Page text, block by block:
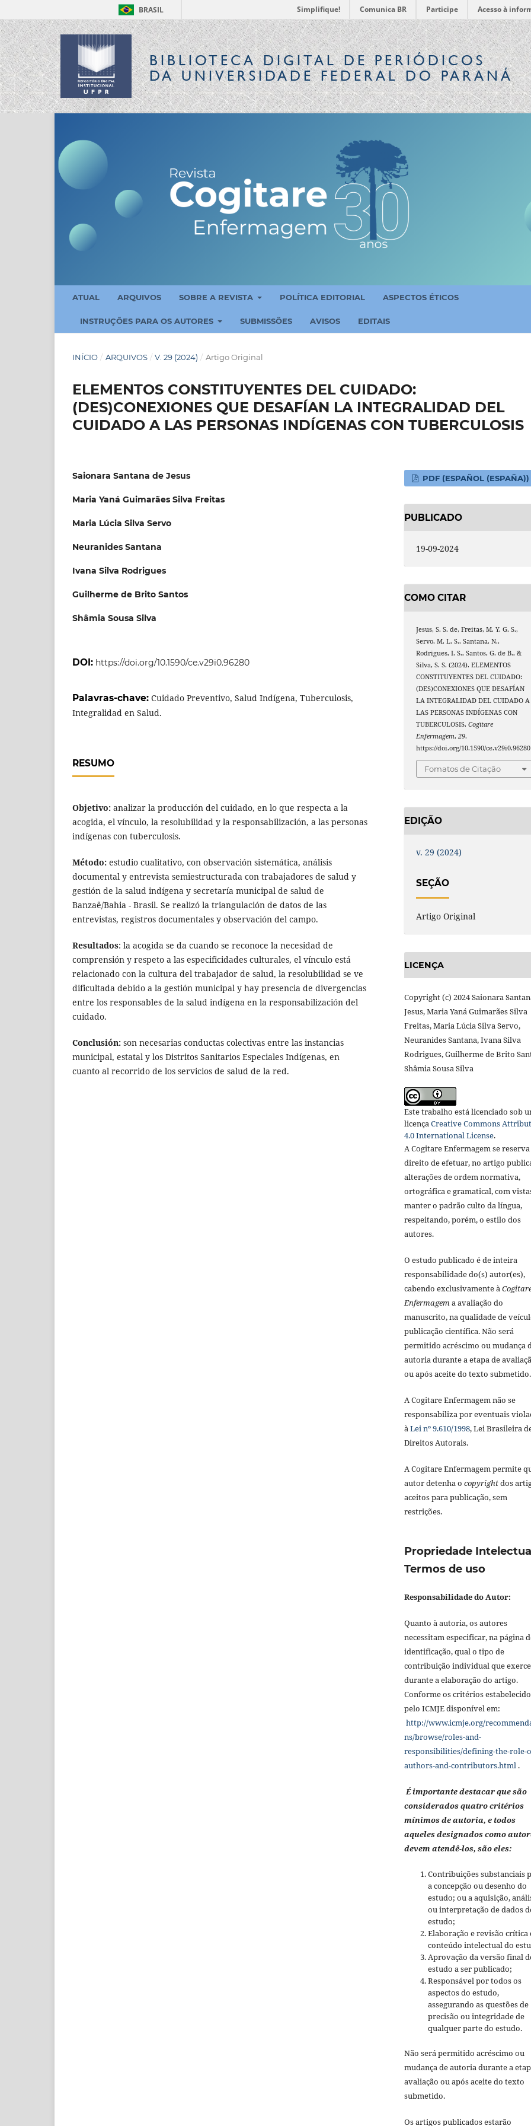
BRASIL Simplifique! Comunica BR Participe Acesso à
BIBLIOTECA DIGITALDE PERIÓDICOS
DA UNIVERSIDADE FEDERAL DO PARANÁ
ATUAL ARQUIVOS SOBRE A REVISTA POLÍTICA EDITORIAL ASPECTOS ÉTICOS
INSTRUÇÕES PARA OS AUTORES SUBMISSÕES AVISOS EDITAIS
INÍCIO / ARQUIVOS / V. 29 (2024) / Artigo Original
ELEMENTOS CONSTITUYENTES DEL CUIDADO:
(DES)CONEXIONES QUE DESAFÍAN LA INTEGRALIDAD DEL
CUIDADO A LAS PERSONAS INDÍGENAS CON TUBERCULOSIS
Saionara Santana de Jesus
Maria Yaná Guimarães Silva Freitas
Maria Lúcia Silva Servo
Neuranides Santana
Ivana Silva Rodrigues
Guilherme de Brito Santos
Shâmia Sousa Silva
DOI: https://doi.org/10.1590/ce.v29i0.96280
Palavras-chave: Cuidado Preventivo, Salud Indígena, Tuberculosis,
Integralidad en Salud.
RESUMO
Objetivo: analizar la producción del cuidado, en lo que respecta a la
acogida, el vínculo, la resolubilidad y la responsabilización, a las personas
indígenas con tuberculosis.
Método: estudio cualitativo, con observación sistemática, análisis
documental y entrevista semiestructurada con trabajadores de salud y
gestión de la salud indígena y secretaría municipal de salud de
Banzaê/Bahia - Brasil. Se realizó la triangulación de datos de las
entrevistas, registros documentales y observación del campo.
Resultados: la acogida se da cuando se reconoce la necesidad de
comprensión y respeto a las especificidades culturales, el vínculo está
relacionado con la cultura del trabajador de salud, la resolubilidad se ve
dificultada debido a la gestión municipal y hay presencia de divergencias
entre los responsables de la salud indígena en la responsabilización del
cuidado.
Conclusión: son necesarias conductas colectivas entre las instancias
municipal, estatal y los Distritos Sanitarios Especiales Indígenas, en
cuanto al recorrido de los servicios de salud de la red.
PDF (ESPAÑOL (ESPAÑA))
PUBLICADO
19-09-2024
COMO CITAR
Jesus, S. S. de, Freitas, M. Y. G. S.,
Servo, M. L. S., Santana, N.,
Rodrigues, I. S., Santos, G. de B., &
Silva, S. S. (2024). ELEMENTOS
CONSTITUYENTES DEL CUIDADO:
(DES)CONEXIONES QUE DESAFÍAN
LA INTEGRALIDAD DEL CUIDADO A
LAS PERSONAS INDÍGENAS CON
TUBERCULOSIS.Cogitare
Enfermagem,29.
https://doi.org/10.1590/ce.v29i0.96280
Fomatos de Citação
EDIÇÃO
v. 29 (2024)
SEÇÃO
Artigo Original
LICENÇA
Copyright (c) 2024 Saionara
Jesus, Maria Yaná Guimarães Silva
Freitas, Maria Lúcia Silva Servo,
Neuranides Santana, Ivana Silva
Rodrigues, Guilherme de Brito
Shâmia Sousa Silva
Este trabalho está licenciado sob
licençaCreative Commons
4.0 International License.
A Cogitare Enfermagem se
direito de efetuar, no artigo
alterações de ordem normativa,
ortográfica e gramatical, com
manter o padrão culto da língua,
respeitando, porém, o estilo dos
autores.
O estudo publicado é de inteira
responsabilidade do(s) autor(es),
cabendo exclusivamente à
Enfermagema avaliação do
manuscrito, na qualidade de
publicação científica. Não será
permitido acréscimo ou mudança
autoria durante a etapa de
ou após aceite do texto submetido.
A Cogitare Enfermagem não se
responsabiliza por eventuais
àLei nº 9.610/1998, Lei Brasileira
Direitos Autorais.
A Cogitare Enfermagem permite
autor detenha o copyrightdos
aceitos para publicação, sem
restrições.
Propriedade
Termos de uso
Responsabilidade do Autor:
Quanto à autoria, os autores
necessitam especificar, na página
identificação, qual o tipo de
contribuição individual que
durante a elaboração do artigo.
Conforme os critérios
pelo ICMJE disponível em:
http://www.icmje.org/
ns/browse/roles-and-
responsibilities/defining-the-role-
authors-and-contributors.html .
É importante destacar que são
considerados quatro critérios
mínimos de autoria, e todos
aqueles designados como
devem atendê-los, são eles:
Contribuições substanciais
a concepção ou desenho do
estudo; ou a aquisição,
ou interpretação de dados
estudo;
Elaboração e revisão crítica
conteúdo intelectual do
Aprovação da versão final
estudo a ser publicado;
Responsável por todos os
aspectos do estudo,
assegurando as questões de
precisão ou integridade de
qualquer parte do estudo.
Não será permitido acréscimo ou
mudança de autoria durante a
avaliação ou após aceite do texto
submetido.
Os artigos publicados estarão